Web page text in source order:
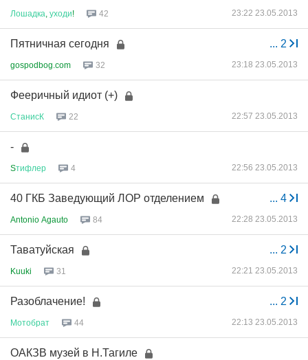
Лошадка уходи! 42 23:22 23.05.2013
... 2
Пятничная сегодня
gospodbog.com 32 23:18 23.05.2013
Фееричный идиот (+)
СтанисК 22 22:57 23.05.2013
-
Sтифлер 4 22:56 23.05.2013
... 4
40 ГКБ Заведующий ЛОР отделением
Antonio Agauto 84 22:28 23.05.2013
... 2
Таватуйская
Kuuki 31 22:21 23.05.2013
... 2
Разоблачение!
Мотобрат 44 22:13 23.05.2013
ОАКЗВ музей в Н.Тагиле